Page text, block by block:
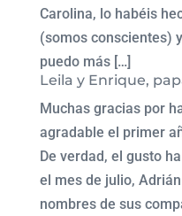
Carolina, lo habéis
(somos conscientes)
puedo más […]
Leila y Enrique,
Muchas gracias por
agradable el primer
De verdad, el gusto
el mes de julio,
nombres de sus